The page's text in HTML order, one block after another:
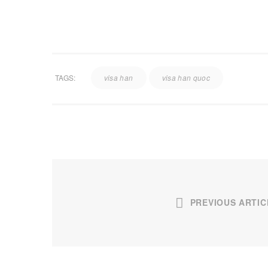
TAGS: visa han visa han quoc
PREVIOUS